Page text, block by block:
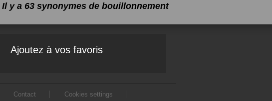
Il y a 63 synonymes de bouillonnement
Ajoutez à vos favoris
Contact
Cookies settings